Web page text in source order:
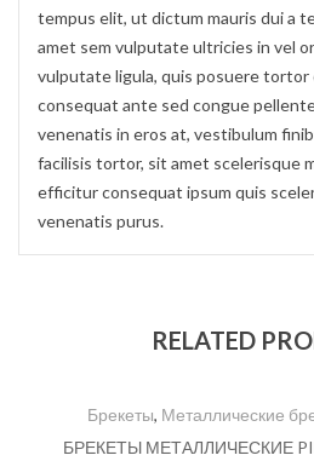
tempus elit, ut dictum mauris dui a
amet sem vulputate ultricies in vel
vulputate ligula, quis posuere tortor
consequat ante sed congue
venenatis in eros at, vestibulum
facilisis tortor, sit amet scelerisque
efficitur consequat ipsum quis
venenatis purus.
RELATED
Брекеты, Металлические
БРЕКЕТЫ МЕТАЛЛИЧЕСКИЕ